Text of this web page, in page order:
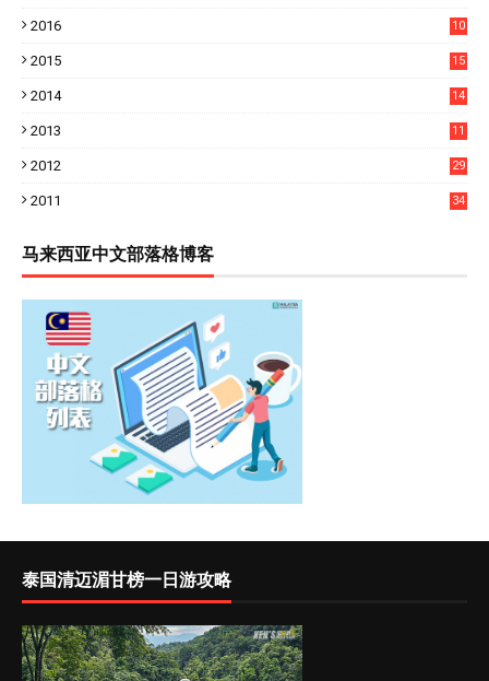
2016
10
2015
15
2014
14
2013
11
2012 29
2011 34
马来西亚中文部落格博客
泰国清迈湄甘榜一日游攻略